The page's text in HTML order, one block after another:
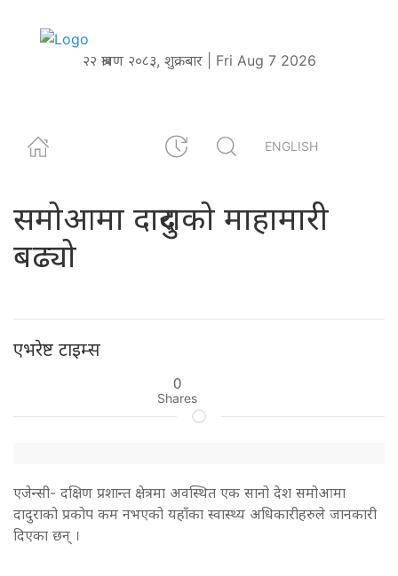
२२ श्रावण २०८३, शुक्रबार | Fri Aug 7 2026
ENGLISH
समोआमा दादुराको माहामारी
बढ्यो
एभरेष्ट टाइम्स
0
Shares
एजेन्सी- दक्षिण प्रशान्त क्षेत्रमा अवस्थित एक सानो देश समोआमा
दादुराको प्रकोप कम नभएको यहाँका स्वास्थ्य अधिकारीहरुले जानकारी
दिएका छन् ।